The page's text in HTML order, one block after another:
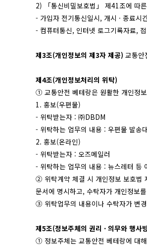
2) 「통신비밀보호법」 제41조에 따
- 가입자 전기통신일시, 개시 · 종료시
- 컴퓨터통신, 인터넷 로그기록자료,
제3조(개인정보의 제3자 제공) 교통안
제4조(개인정보처리의 위탁)
① 교통안전 베테랑은 원활한 개인정
1. 홍보(우편물)
- 위탁받는자 : ㈜DBDM
- 위탁하는 업무의 내용 : 우편물 발송
2. 홍보(온라인)
- 위탁받는자 : 오즈메일러
- 위탁하는 업무의 내용 : 뉴스레터 등
② 위탁계약 체결 시 개인정보 보호법
문서에 명시하고, 수탁자가 개인정보
③ 위탁업무의 내용이나 수탁자가 변
제5조(정보주체의 권리 · 의무와 행사
① 정보주체는 교통안전 베테랑에 대